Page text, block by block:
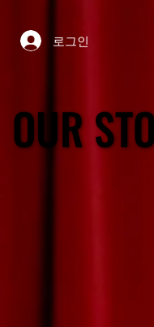
로그인
OUR
OUR